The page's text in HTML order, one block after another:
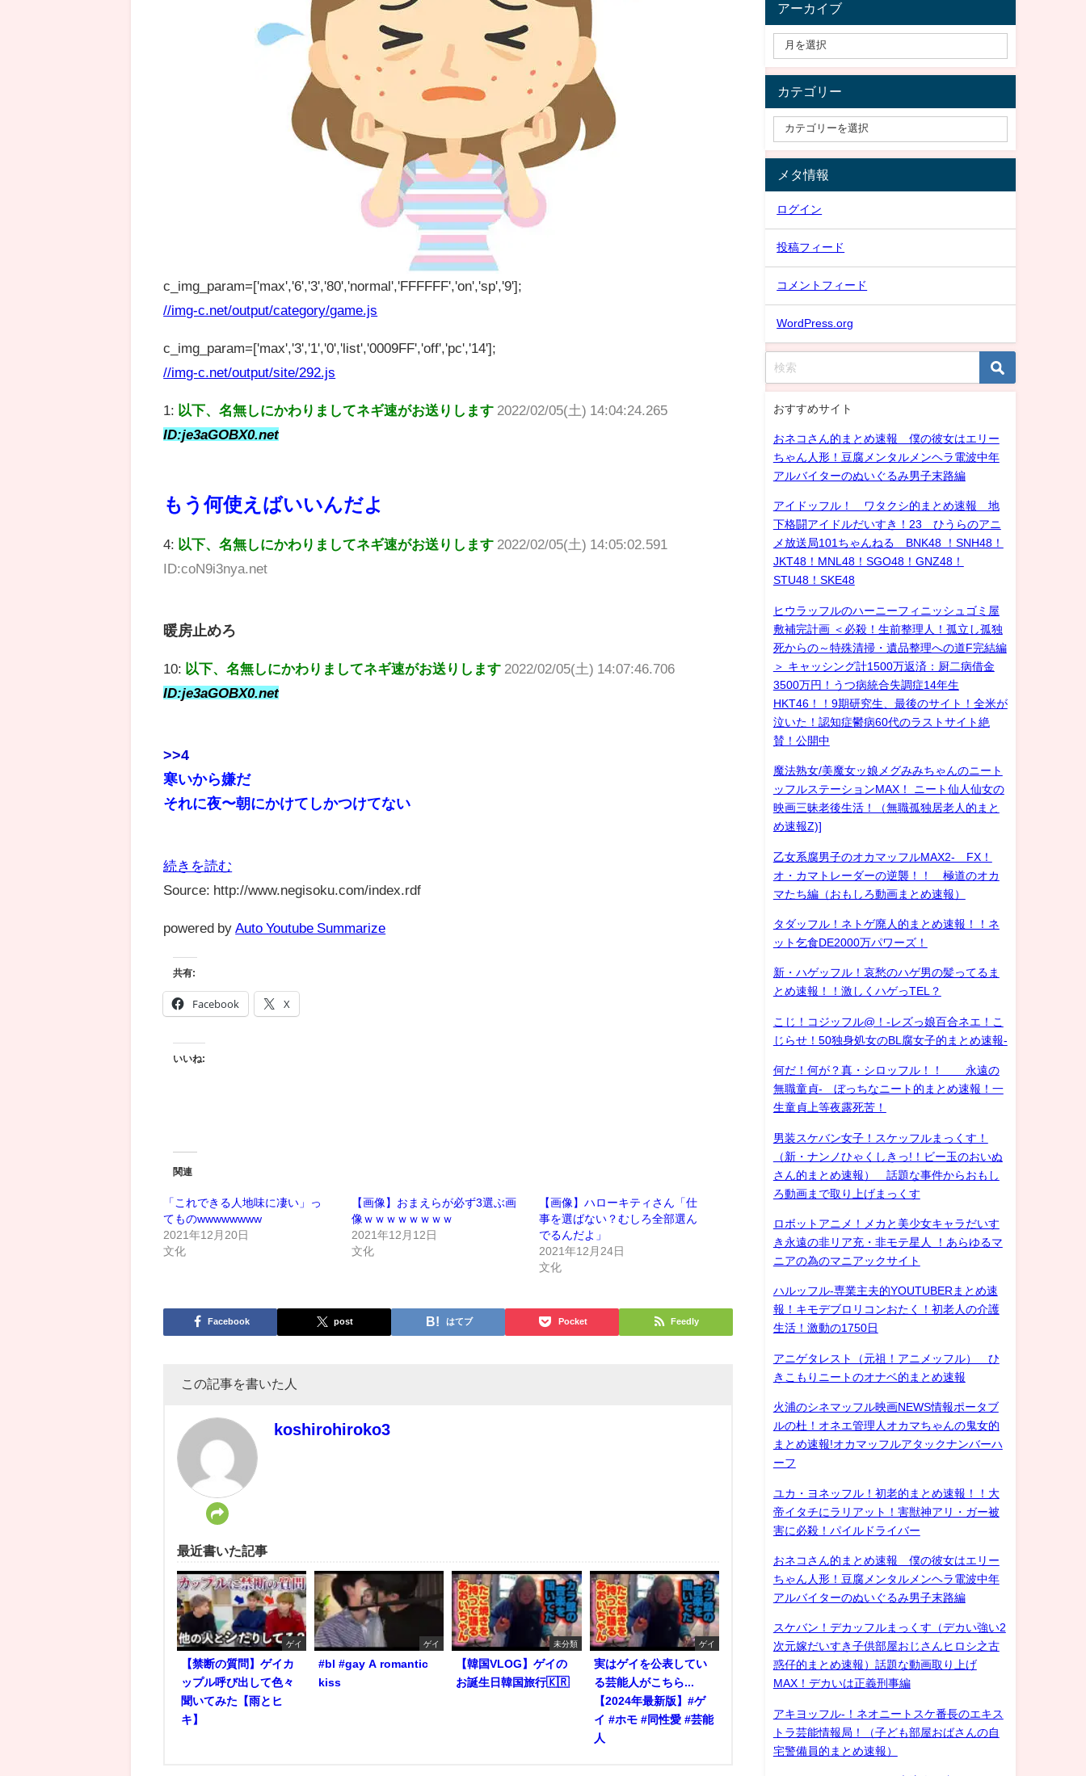
c_img_param=['max','6','3','80','normal','FFFFFF','on','sp','9'];
//img-c.net/output/category/game.js
c_img_param=['max','3','1','0','list','0009FF','off','pc','14'];
//img-c.net/output/site/292.js
1: 以下、名無しにかわりましてネギ速がお送りします 2022/02/05(土) 14:04:24.265
ID:je3aGOBX0.net
もう何使えばいいんだよ
4: 以下、名無しにかわりましてネギ速がお送りします 2022/02/05(土) 14:05:02.591
ID:coN9i3nya.net
暖房止めろ
10: 以下、名無しにかわりましてネギ速がお送りします 2022/02/05(土) 14:07:46.706
ID:je3aGOBX0.net
>>4
寒いから嫌だ
それに夜〜朝にかけてしかつけてない
続きを読む
Source: http://www.negisoku.com/index.rdf
powered by Auto Youtube Summarize
共有:
Facebook X
いいね:
関連
「これできる人地味に凄い」っ
てものwwwwwwww
2021年12月20日
文化
【画像】おまえらが必ず3選ぶ画
像ｗｗｗｗｗｗｗｗ
2021年12月12日
文化
【画像】ハローキティさん「仕
事を選ばない？むしろ全部選ん
でるんだよ」
2021年12月24日
文化
Facebook post はてブ Pocket Feedly
この記事を書いた人
koshirohiroko3
最近書いた記事
ゲイ
【禁断の質問】ゲイカ
ップル呼び出して色々
聞いてみた【雨とヒ
キ】
ゲイ
#bl #gay A romantic
kiss
未分類
【韓国VLOG】ゲイの
お誕生日韓国旅行🇰🇷
ゲイ
実はゲイを公表してい
る芸能人がこちら...
【2024年最新版】#ゲ
イ #ホモ #同性愛 #芸能
人
アーカイブ
カテゴリー
メタ情報
ログイン
投稿フィード
コメントフィード
WordPress.org
おすすめサイト
おネコさん的まとめ速報 僕の彼女はエリー
ちゃん人形！豆腐メンタルメンヘラ電波中年
アルバイターのぬいぐるみ男子末路編
アイドッフル！ ワタクシ的まとめ速報 地
下格闘アイドルだいすき！23 ひうらのアニ
メ放送局101ちゃんねる BNK48 ！SNH48！
JKT48！MNL48！SGO48！GNZ48！
STU48！SKE48
ヒウラッフルのハーニーフィニッシュゴミ屋
敷補完計画 ＜必殺！生前整理人！孤立し孤独
死からの～特殊清掃・遺品整理への道F完結編
＞ キャッシング計1500万返済：厨二病借金
3500万円！うつ病統合失調症14年生
HKT46！！9期研究生、最後のサイト！全米が
泣いた！認知症鬱病60代のラストサイト絶
賛！公開中
魔法熟女/美魔女ッ娘メグみみちゃんのニート
ッフルステーションMAX！ ニート仙人仙女の
映画三昧老後生活！（無職孤独居老人的まと
め速報Z)]
乙女系腐男子のオカマッフルMAX2- FX！
オ・カマトレーダーの逆襲！！ 極道のオカ
マたち編（おもしろ動画まとめ速報）
タダッフル！ネトゲ廃人的まとめ速報！！ネ
ット乞食DE2000万パワーズ！
新・ハゲッフル！哀愁のハゲ男の髪ってるま
とめ速報！！激しくハゲっTEL？
こじ！コジッフル@！-レズっ娘百合ネエ！こ
じらせ！50独身処女のBL腐女子的まとめ速報-
何だ！何が？真・シロッフル！！ 永遠の
無職童貞- ぼっちなニート的まとめ速報！一
生童貞上等夜露死苦！
男装スケバン女子！スケッフルまっくす！
（新・ナンノひゃくしきっ!！ビー玉のおいぬ
さん的まとめ速報） 話題な事件からおもし
ろ動画まで取り上げまっくす
ロボットアニメ！メカと美少女キャラだいす
き永遠の非リア充・非モテ星人 ！あらゆるマ
ニアの為のマニアックサイト
ハルッフル-専業主夫的YOUTUBERまとめ速
報！キモデブロリコンおたく！初老人の介護
生活！激動の1750日
アニゲタレスト（元祖！アニメッフル） ひ
きこもりニートのオナベ的まとめ速報
火浦のシネマッフル映画NEWS情報ポータブ
ルの杜！オネエ管理人オカマちゃんの鬼女的
まとめ速報!オカマッフルアタックナンバーハ
ーフ
ユカ・ヨネッフル！初老的まとめ速報！！大
帝イタチにラリアット！害獣神アリ・ガー被
害に必殺！パイルドライバー
おネコさん的まとめ速報 僕の彼女はエリー
ちゃん人形！豆腐メンタルメンヘラ電波中年
アルバイターのぬいぐるみ男子末路編
スケバン！デカッフルまっくす（デカい強い2
次元嫁だいすき子供部屋おじさんヒロシ之古
惑仔的まとめ速報）話題な動画取り上げ
MAX！デカいは正義刑事編
アキヨッフル-！ネオニートスケ番長のエキス
トラ芸能情報局！（子ども部屋おばさんの自
宅警備員的まとめ速報）